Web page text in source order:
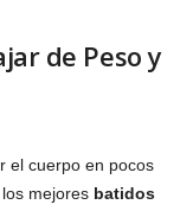
de Peso y
el cuerpo en pocos
mejores batidos